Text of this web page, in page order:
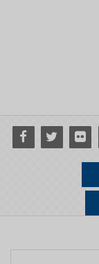
Facebook
Twitter Flickr